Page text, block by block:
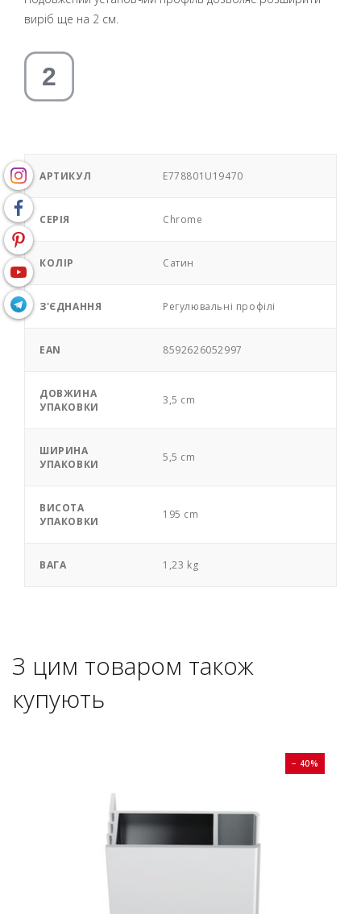
виріб ще на 2 см.
АРТИКУЛ E778801U19470
СЕРІЯ Chrome
КОЛІР Сатин
З'ЄДНАННЯ Регулювальні профілі
EAN 8592626052997
ДОВЖИНА
УПАКОВКИ
3,5 cm
ШИРИНА
УПАКОВКИ
5,5 cm
ВИСОТА
УПАКОВКИ
195 cm
ВАГА 1,23 kg
З цим товаром також
купують
− 40%